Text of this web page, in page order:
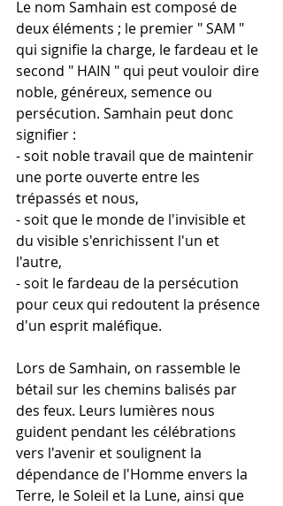
Le nom Samhain est composé de
deux éléments ; le premier " SAM "
qui signifie la charge, le fardeau et le
second " HAIN " qui peut vouloir dire
noble, généreux, semence ou
persécution. Samhain peut donc
signifier :
- soit noble travail que de maintenir
une porte ouverte entre les
trépassés et nous,
- soit que le monde de l'invisible et
du visible s'enrichissent l'un et
l'autre,
- soit le fardeau de la persécution
pour ceux qui redoutent la présence
d'un esprit maléfique.
Lors de Samhain, on rassemble le
bétail sur les chemins balisés par
des feux. Leurs lumières nous
guident pendant les célébrations
vers l'avenir et soulignent la
dépendance de l'Homme envers la
Terre, le Soleil et la Lune, ainsi que